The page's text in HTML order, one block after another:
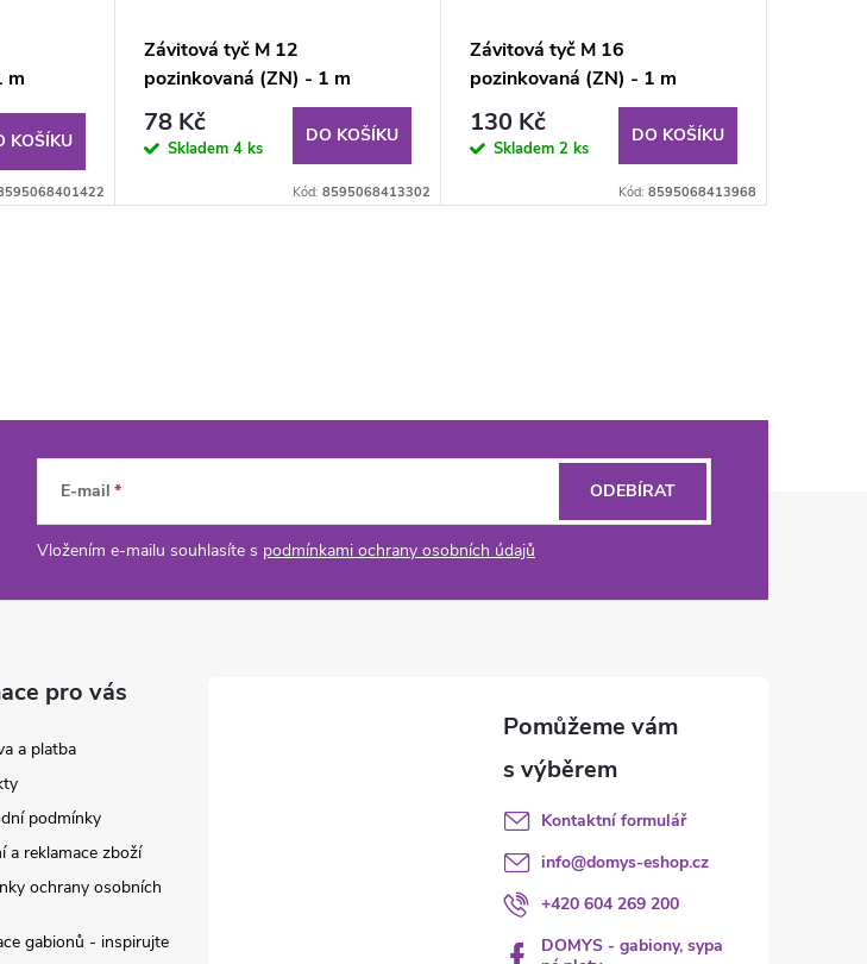
m
KOŠÍKU
Závitová tyč M 12
pozinkovaná (ZN) - 1 m
78 Kč
Skladem 4 ks
DO KOŠÍKU
Kód: 8595068413302
Závitová tyč M 16
pozinkovaná (ZN) - 1 m
130 Kč
Skladem 2 ks
DO KOŠÍKU
Kód: 8595068413968
E-mail
Vložením e-mailu souhlasíte s podmínkami ochrany osobních údajů
ODEBÍRAT
pro vás
a platba
podmínky
a reklamace zboží
ochrany osobních
gabionů - inspirujte
Kontaktní formulář
info@domys-eshop.cz
+420 604 269 200
DOMYS - gabiony, sypa